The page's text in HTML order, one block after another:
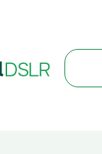
Search